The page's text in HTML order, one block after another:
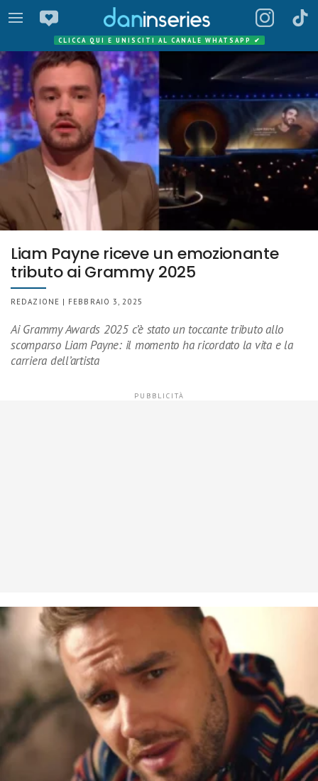
CLICCA QUI E UNISCITI AL CANALE WHATSAPP ✔
Liam Payne riceve un emozionante
tributo ai Grammy 2025
REDAZIONE | FEBBRAIO 3, 2025
Ai Grammy Awards 2025 c’è stato un toccante tributo allo
scomparso Liam Payne: il momento ha ricordato la vita e la
carriera dell’artista